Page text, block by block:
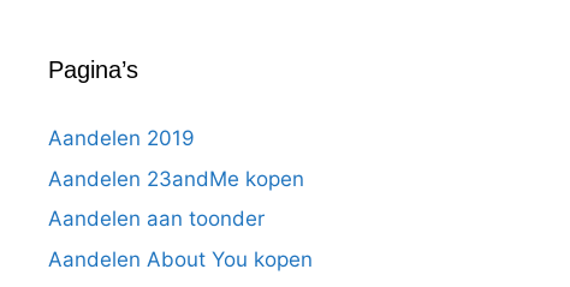
Pagina’s
Aandelen 2019
Aandelen 23andMe kopen
Aandelen aan toonder
Aandelen About You kopen